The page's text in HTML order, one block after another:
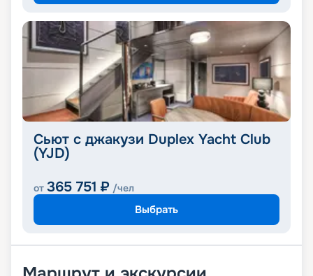
Сьют с джакузи Duplex Yacht Club
(YJD)
от 365 751 ₽ /чел
Выбрать